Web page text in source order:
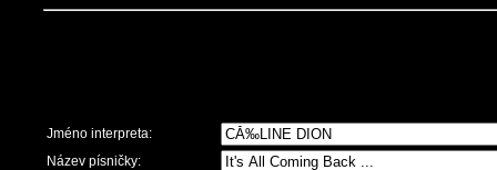
Jméno interpreta:
Název písničky: